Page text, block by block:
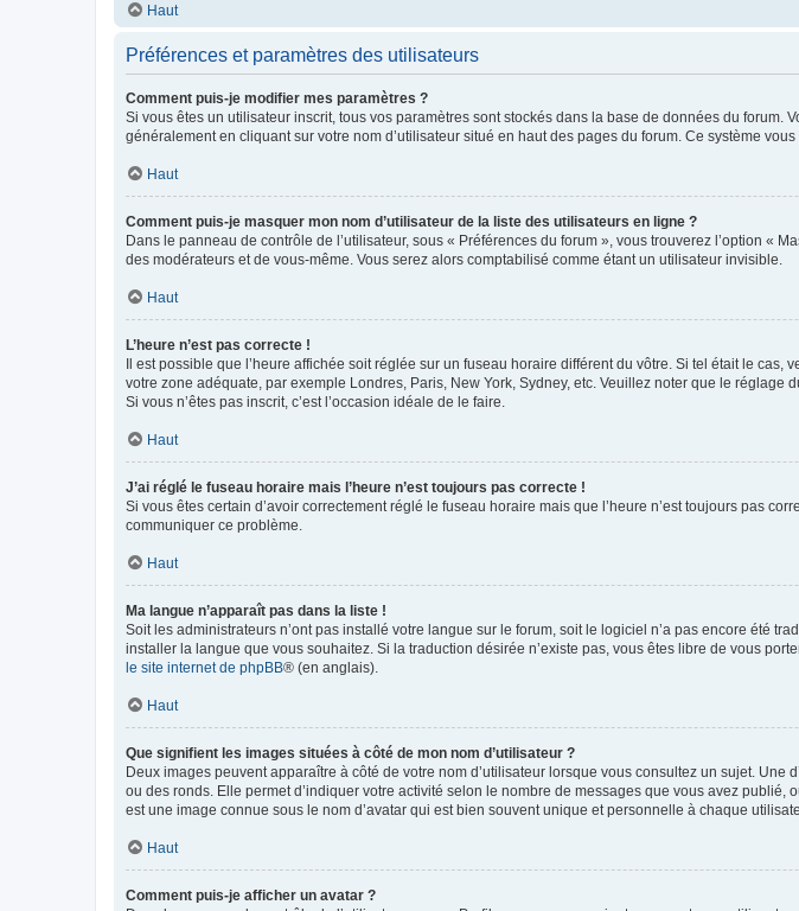
Haut
Préférences et paramètres des utilisateurs
Comment puis-je modifier mes paramètres ?
Si vous êtes un utilisateur inscrit, tous vos paramètres sont stockés dans la base de données du
généralement en cliquant sur votre nom d’utilisateur situé en haut des pages du forum. Ce système
Haut
Comment puis-je masquer mon nom d’utilisateur de la liste des utilisateurs en ligne ?
Dans le panneau de contrôle de l’utilisateur, sous « Préférences du forum », vous trouverez l’option «
des modérateurs et de vous-même. Vous serez alors comptabilisé comme étant un utilisateur invisible.
Haut
L’heure n’est pas correcte !
Il est possible que l’heure affichée soit réglée sur un fuseau horaire différent du vôtre. Si tel était le
votre zone adéquate, par exemple Londres, Paris, New York, Sydney, etc. Veuillez noter que le réglage
Si vous n’êtes pas inscrit, c’est l’occasion idéale de le faire.
Haut
J’ai réglé le fuseau horaire mais l’heure n’est toujours pas correcte !
Si vous êtes certain d’avoir correctement réglé le fuseau horaire mais que l’heure n’est toujours pas
communiquer ce problème.
Haut
Ma langue n’apparaît pas dans la liste !
Soit les administrateurs n’ont pas installé votre langue sur le forum, soit le logiciel n’a pas encore été
installer la langue que vous souhaitez. Si la traduction désirée n’existe pas, vous êtes libre de vous
le site internet de phpBB® (en anglais).
Haut
Que signifient les images situées à côté de mon nom d’utilisateur ?
Deux images peuvent apparaître à côté de votre nom d’utilisateur lorsque vous consultez un sujet.
ou des ronds. Elle permet d’indiquer votre activité selon le nombre de messages que vous avez
est une image connue sous le nom d’avatar qui est bien souvent unique et personnelle à chaque
Haut
Comment puis-je afficher un avatar ?